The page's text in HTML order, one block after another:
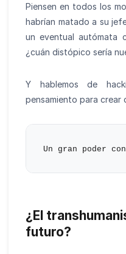
Piensen en todos los
habrían matado a su
un eventual autómata
¿cuán distópico sería
Y hablemos de
pensamiento para crear
¿El
futuro?